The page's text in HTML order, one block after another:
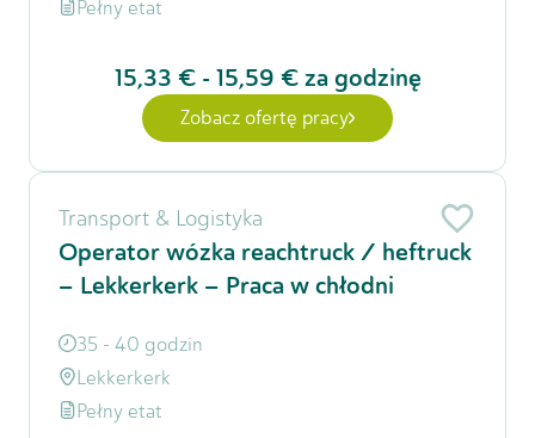
Pełny etat
15,33 €- 15,59 € za godzinę
Zobacz ofertę pracy
Transport & Logistyka
Operator wózka reachtruck / heftruck
– Lekkerkerk – Praca w chłodni
35 - 40 godzin
Lekkerkerk
Pełny etat